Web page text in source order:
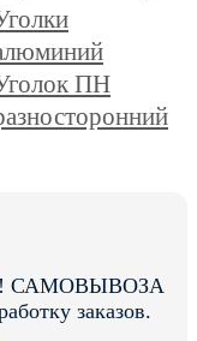
ПН
САМОВЫВОЗА
заказов.